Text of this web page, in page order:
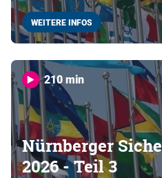
WEITERE INFOS
210 min
Nürnberger
2026 - Teil 3